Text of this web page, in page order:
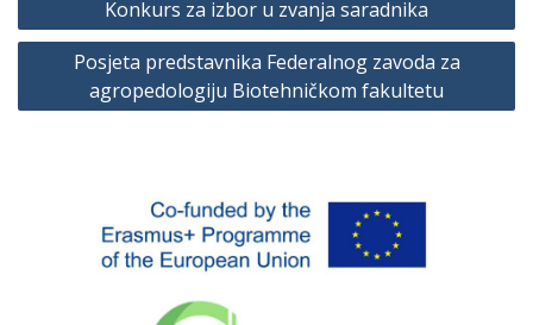
članaka
Konkurs za izbor u zvanja saradnika
Posjeta predstavnika Federalnog zavoda za
agropedologiju Biotehničkom fakultetu